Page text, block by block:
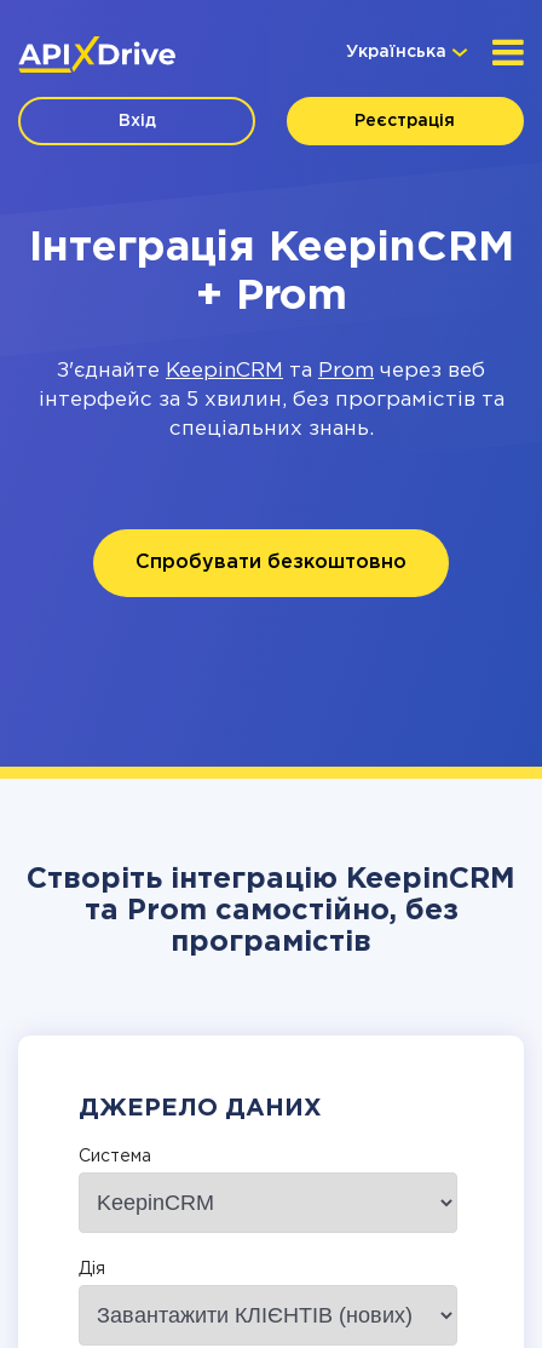
Українська
Вхід Реєстрація
Інтеграція KeepinCRM
+ Prom
З'єднайте KeepinCRM та Prom через веб
інтерфейс за 5 хвилин, без програмістів та
спеціальних знань.
Спробувати безкоштовно
Створіть інтеграцію KeepinCRM
та Prom самостійно, без
програмістів
ДЖЕРЕЛО ДАНИХ
Система
Дія